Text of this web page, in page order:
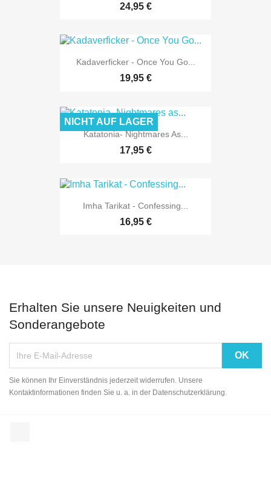
24,95 €
Kadaverficker - Once You Go...
19,95 €
Katatonia- Nightmares As...
17,95 €
NICHT AUF LAGER
Imha Tarikat - Confessing...
16,95 €
Erhalten Sie unsere Neuigkeiten und
Sonderangebote
Sie können Ihr Einverständnis jederzeit widerrufen. Unsere
Kontaktinformationen finden Sie u. a. in der Datenschutzerklärung.